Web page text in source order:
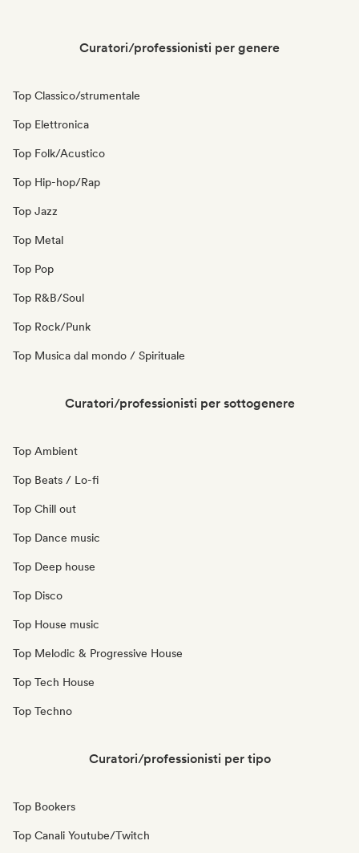
Curatori/professionisti per genere
Top Classico/strumentale
Top Elettronica
Top Folk/Acustico
Top Hip-hop/Rap
Top Jazz
Top Metal
Top Pop
Top R&B/Soul
Top Rock/Punk
Top Musica dal mondo / Spirituale
Curatori/professionisti per sottogenere
Top Ambient
Top Beats / Lo-fi
Top Chill out
Top Dance music
Top Deep house
Top Disco
Top House music
Top Melodic & Progressive House
Top Tech House
Top Techno
Curatori/professionisti per tipo
Top Bookers
Top Canali Youtube/Twitch